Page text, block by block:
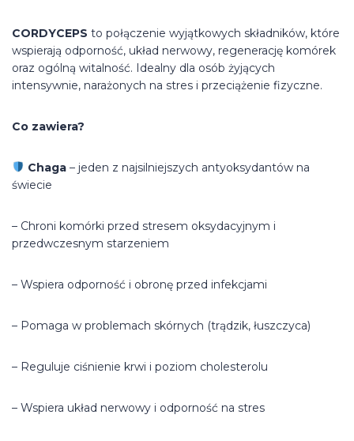
CORDYCEPS to połączenie wyjątkowych składników, które
wspierają odporność, układ nerwowy, regenerację komórek
oraz ogólną witalność. Idealny dla osób żyjących
intensywnie, narażonych na stres i przeciążenie fizyczne.
Co zawiera?
Chaga– jeden z najsilniejszych antyoksydantów na
świecie
– Chroni komórki przed stresem oksydacyjnym i
przedwczesnym starzeniem
– Wspiera odporność i obronę przed infekcjami
– Pomaga w problemach skórnych (trądzik, łuszczyca)
– Reguluje ciśnienie krwi i poziom cholesterolu
– Wspiera układ nerwowy i odporność na stres